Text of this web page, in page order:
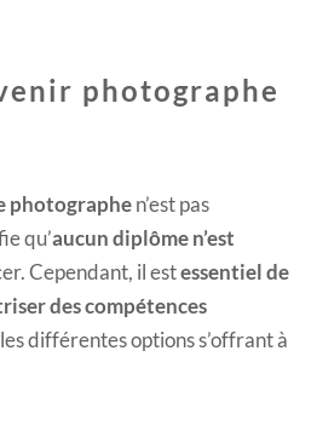
photographe
photographe n’est pas
qu’aucun diplôme n’est
Cependant, il estessentiel de
des compétences
différentes options s’offrant à